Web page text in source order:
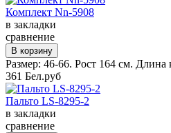
Комплект Nn-5908
в закладки
сравнение
Размер: 46-66. Рост 164 см. Длина
361 Бел.руб
Пальто LS-8295-2
в закладки
сравнение